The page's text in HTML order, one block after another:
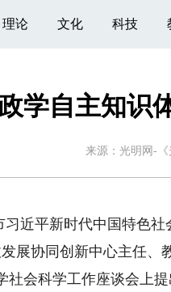
理论 文化 科技
学自主知识
来源： 光明网-《
平新时代中国特色社
展协同创新中心主任、
会科学工作座谈会上提